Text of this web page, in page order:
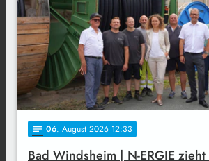
notes 06. August 2026 12:33
Bad Windsheim | N-ERGIE